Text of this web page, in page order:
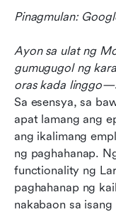
Pinagmulan:
Ayon sa ulat ng
gumugugol ng
oras kada
Sa esensya, sa
apat lamang ang
ang ikalimang
ng paghahanap.
functionality ng
paghahanap ng
nakabaon sa